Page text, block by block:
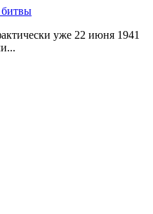
битвы
уже 22 июня 1941